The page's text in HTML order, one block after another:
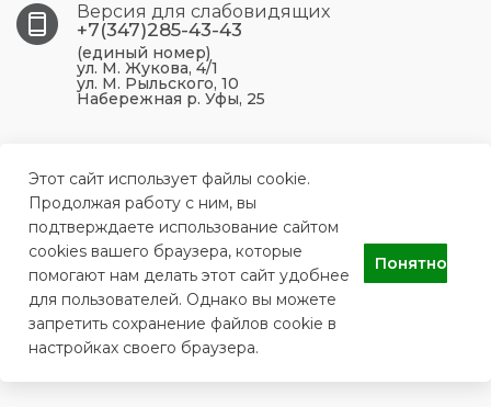
Версия для слабовидящих
+7(347)285-43-43
(единый номер)
ул. М. Жукова, 4/1
ул. М. Рыльского, 10
Набережная р. Уфы, 25
Жукова, 4/1
ufa.p43@doctorrb.ru
ГБУЗ РБ Поликлиника №43 г. Уфа
Этот сайт использует файлы cookie.
Продолжая работу с ним, вы
подтверждаете использование сайтом
cookies вашего браузера, которые
помогают нам делать этот сайт удобнее
для пользователей. Однако вы можете
запретить сохранение файлов cookie в
настройках своего браузера.
Понятно